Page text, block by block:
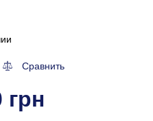
Сравнить
грн